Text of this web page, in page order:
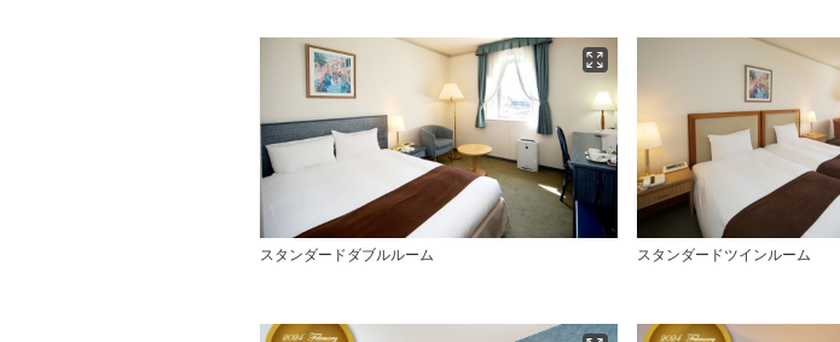
スタンダードダブルルーム スタンダードツインルーム